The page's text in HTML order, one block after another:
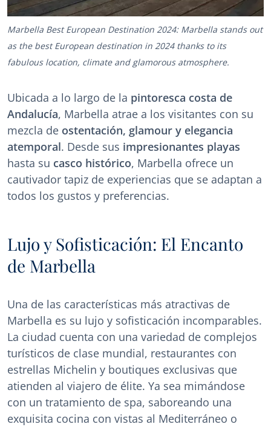
Marbella Best European Destination 2024: Marbella stands out
as the best European destination in 2024 thanks to its
fabulous location, climate and glamorous atmosphere.
Ubicada a lo largo de la pintoresca costa de
Andalucía, Marbella atrae a los visitantes con su
mezcla de ostentación, glamour y elegancia
atemporal. Desde sus impresionantes playas
hasta su casco histórico, Marbella ofrece un
cautivador tapiz de experiencias que se adaptan a
todos los gustos y preferencias.
Lujo y Sofisticación: El Encanto
de Marbella
Una de las características más atractivas de
Marbella es su lujo y sofisticación incomparables.
La ciudad cuenta con una variedad de complejos
turísticos de clase mundial, restaurantes con
estrellas Michelin y boutiques exclusivas que
atienden al viajero de élite. Ya sea mimándose
con un tratamiento de spa, saboreando una
exquisita cocina con vistas al Mediterráneo o